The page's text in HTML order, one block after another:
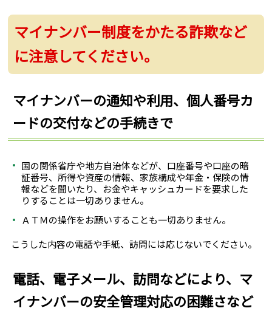
マイナンバー制度をかたる詐欺など
に注意してください。
マイナンバーの通知や利用、個人番号カ
ードの交付などの手続きで
国の関係省庁や地方自治体などが、口座番号や口座の暗
証番号、所得や資産の情報、家族構成や年金・保険の情
報などを聞いたり、お金やキャッシュカードを要求した
りすることは一切ありません。
ＡＴＭの操作をお願いすることも一切ありません。
こうした内容の電話や手紙、訪問には応じないでください。
電話、電子メール、訪問などにより、マ
イナンバーの安全管理対応の困難さなど